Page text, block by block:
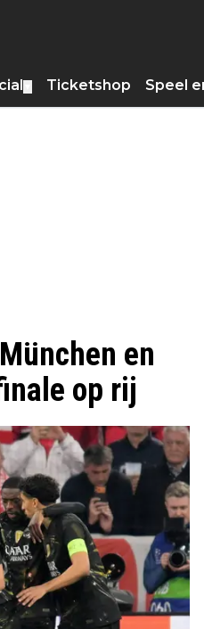
Ticketshop Speel
en
op rij